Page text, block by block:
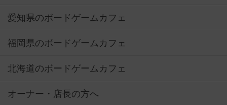
愛知県のボードゲームカフェ
福岡県のボードゲームカフェ
北海道のボードゲームカフェ
オーナー・店長の方へ